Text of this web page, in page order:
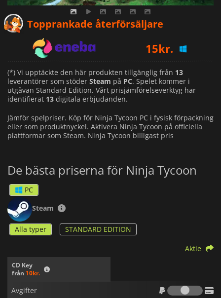
Topprankade återförsäljare
11kr.
15kr.
10kr.
(*) Vi upptäckte den här produkten tillgänglig från 13
leverantörer som stöder Steam på PC. Spelet kommer i
utgåvan Standard Edition. Vårt prisjämförelseverktyg har
identifierat 13 digitala erbjudanden.
Jämför spelpriser. Köp för Ninja Tycoon PC i fysisk förpackning
eller som produktnyckel. Aktivera Ninja Tycoon på officiella
plattformar som Steam. Ninja Tycoon billigast pris
De bästa priserna för Ninja Tycoon
PC
Steam
Alla typer STANDARD EDITION
CD Key
från 10kr.
Aktie
Avgifter